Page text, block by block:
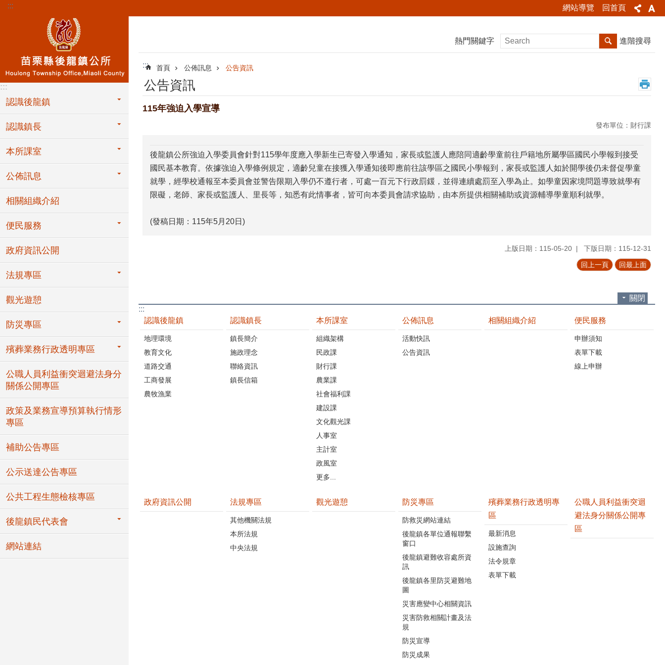
跳到主要內容區塊
::: 網站導覽 回首頁
:::
認識後龍鎮
認識鎮長
本所課室
公佈訊息
相關組織介紹
便民服務
政府資訊公開
法規專區
觀光遊憩
防災專區
殯葬業務行政透明專區
公職人員利益衝突迴避法身分
關係公開專區
政策及業務宣導預算執行情形
專區
補助公告專區
公示送達公告專區
公共工程生態檢核專區
後龍鎮民代表會
網站連結
熱門關鍵字 進階搜尋
::: 首頁 公佈訊息 公告資訊
公告資訊
115年強迫入學宣導
發布單位：財行課
後龍鎮公所強迫入學委員會針對115學年度應入學新生已寄發入學通知，家長或監護人應陪同適齡學童前往戶籍地所屬學區國民小學報到接受
國民基本教育。依據強迫入學條例規定，適齡兒童在接獲入學通知後即應前往該學區之國民小學報到，家長或監護人如於開學後仍未督促學童
就學，經學校通報至本委員會並警告限期入學仍不遵行者，可處一百元下行政罰鍰，並得連續處罰至入學為止。如學童因家境問題導致就學有
限礙，老師、家長或監護人、里長等，知悉有此情事者，皆可向本委員會請求協助，由本所提供相關補助或資源輔導學童順利就學。
(發稿日期：115年5月20日)
上版日期：115-05-20 下版日期：115-12-31
回上一頁 回最上面
關閉
:::
認識後龍鎮
地理環境
教育文化
道路交通
工商發展
農牧漁業
認識鎮長
鎮長簡介
施政理念
聯絡資訊
鎮長信箱
本所課室
組織架構
民政課
財行課
農業課
社會福利課
建設課
文化觀光課
人事室
主計室
政風室
更多...
公佈訊息
活動快訊
公告資訊
相關組織介紹 便民服務
申辦須知
表單下載
線上申辦
政府資訊公開 法規專區
其他機關法規
本所法規
中央法規
觀光遊憩 防災專區
防救災網站連結
後龍鎮各單位通報聯繫
窗口
後龍鎮避難收容處所資
訊
後龍鎮各里防災避難地
圖
災害應變中心相關資訊
災害防救相關計畫及法
規
防災宣導
防災成果
殯葬業務行政透明專
區
最新消息
設施查詢
法令規章
表單下載
公職人員利益衝突迴
避法身分關係公開專
區